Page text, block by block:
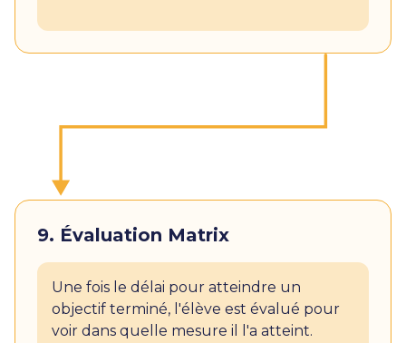
9. Évaluation Matrix
Une fois le délai pour atteindre un
objectif terminé, l'élève est évalué pour
voir dans quelle mesure il l'a atteint.